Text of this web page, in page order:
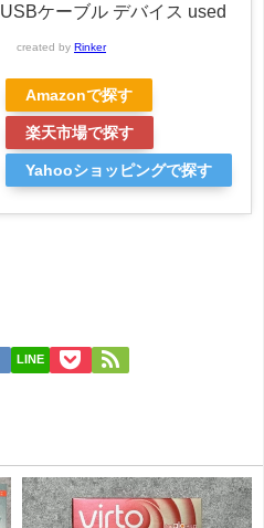
USBケーブル デバイス used
created by Rinker
Amazonで探す
楽天市場で探す
Yahooショッピングで探す
LINE